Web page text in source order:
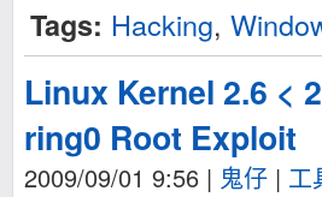
Tags: Hacking,
Linux Kernel 2.6 <
ring0 Root Exploit
2009/09/01 9:56 | 鬼仔 | 工